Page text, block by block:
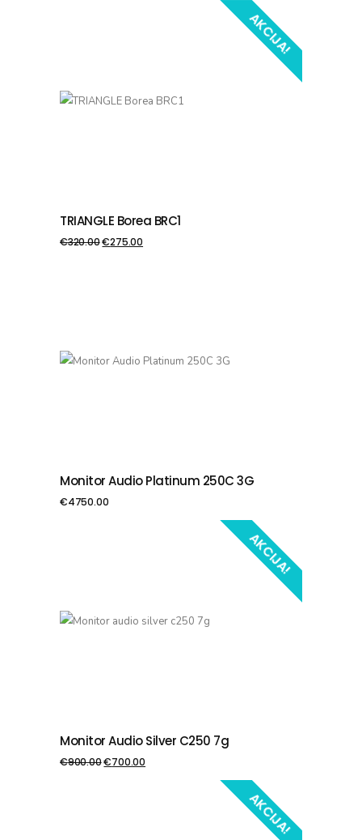
AKCIJA!
PIEVIENOT GROZAM
TRIANGLE Borea BRC1
€320.00€275.00
PIEVIENOT GROZAM
Monitor Audio Platinum 250C 3G
€4750.00
AKCIJA!
PIEVIENOT GROZAM
Monitor Audio Silver C250 7g
€900.00€700.00
AKCIJA!